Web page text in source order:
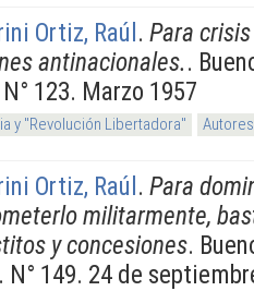
Ortiz, Raúl. Para
antinacionales..
123. Marzo 1957
y "Revolución Libertadora"
Ortiz, Raúl. Para
militarmente,
y concesiones.
N° 149. 24 de